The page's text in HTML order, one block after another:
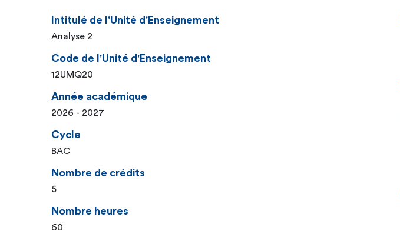
Intitulé de l'Unité d'Enseignement
Analyse 2
Code de l'Unité d'Enseignement
12UMQ20
Année académique
2026 - 2027
Cycle
BAC
Nombre de crédits
5
Nombre heures
60